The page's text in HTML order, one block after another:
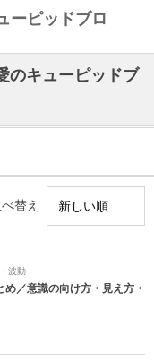
ーピッドブロ
のキューピッドブ
替え
波動
／意識の向け方・見え方・